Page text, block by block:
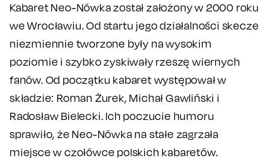
Kabaret Neo-Nówka został założony w 2000 roku
we Wrocławiu. Od startu jego działalności skecze
niezmiennie tworzone były na wysokim
poziomie i szybko zyskiwały rzeszę wiernych
fanów. Od początku kabaret występował w
składzie: Roman Żurek, Michał Gawliński i
Radosław Bielecki. Ich poczucie humoru
sprawiło, że Neo-Nówka na stałe zagrzała
miejsce w czołówce polskich kabaretów.